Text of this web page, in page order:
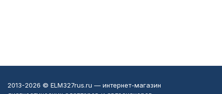
2013-2026 © ELM327rus.ru — интернет-магазин